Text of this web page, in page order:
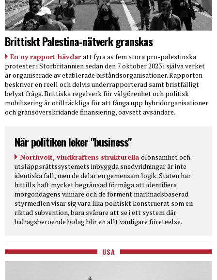
Brittiskt Palestina-nätverk granskas
En ny rapport hävdar att fyra av fem stora pro-palestinska
protester i Storbritannien sedan den 7 oktober 2023 i själva verket
är organiserade av etablerade biståndsorganisationer. Rapporten
beskriver en reell och delvis underrapporterad samt bristfälligt
belyst fråga. Brittiska regelverk för välgörenhet och politisk
mobilisering är otillräckliga för att fånga upp hybridorganisationer
och gränsöverskridande finansiering, oavsett avsändare.
När politiken leker "business"
Northvolt, vindkraftens strukturella olönsamhet och
utsläppsrättssystemets inbyggda snedvridningar är inte
identiska fall, men de delar en gemensam logik. Staten har
hittills haft mycket begränsad förmåga att identifiera
morgondagens vinnare och de förment marknadsbaserad
styrmedlen visar sig vara lika politiskt konstruerat som en
riktad subvention, bara svårare att se i ett system där
bidragsberoende bolag blir en allt vanligare företeelse.
USA